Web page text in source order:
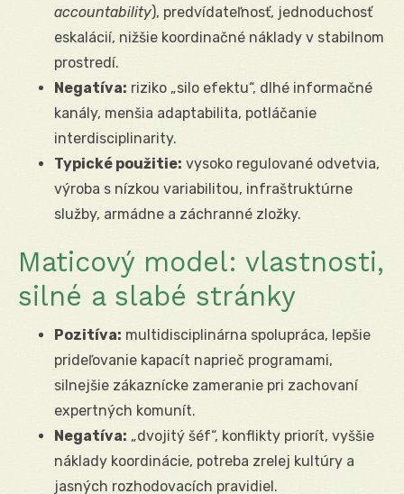
accountability), predvídateľnosť, jednoduchosť
eskalácií, nižšie koordinačné náklady v stabilnom
prostredí.
Negatíva: riziko „silo efektu“, dlhé informačné
kanály, menšia adaptabilita, potláčanie
interdisciplinarity.
Typické použitie: vysoko regulované odvetvia,
výroba s nízkou variabilitou, infraštruktúrne
služby, armádne a záchranné zložky.
Maticový model: vlastnosti,
silné a slabé stránky
Pozitíva: multidisciplinárna spolupráca, lepšie
prideľovanie kapacít naprieč programami,
silnejšie zákaznícke zameranie pri zachovaní
expertných komunít.
Negatíva: „dvojitý šéf“, konflikty priorít, vyššie
náklady koordinácie, potreba zrelej kultúry a
jasných rozhodovacích pravidiel.